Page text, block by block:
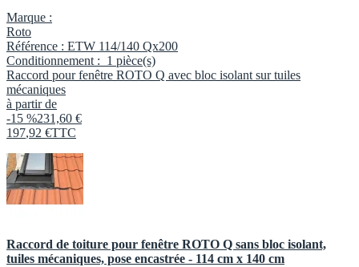
Marque :
Roto
Référence : ETW 114/140 Qx200
Conditionnement : 1 pièce(s)
Raccord pour fenêtre ROTO Q avec bloc isolant sur tuiles
mécaniques
à partir de
-15 %231,60 €
197,92 €TTC
Raccord de toiture pour fenêtre ROTO Q sans bloc isolant,
tuiles mécaniques, pose encastrée - 114 cm x 140 cm